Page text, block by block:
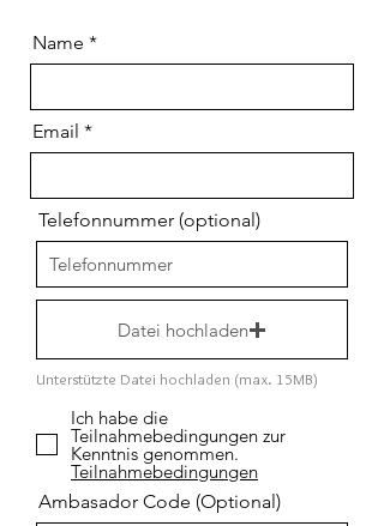
Name
Email
Telefonnummer (optional)
Datei hochladen
Unterstützte Datei hochladen (max. 15MB)
Ich habe die
Teilnahmebedingungen zur
Kenntnis genommen.
Teilnahmebedingungen
Ambasador Code (Optional)